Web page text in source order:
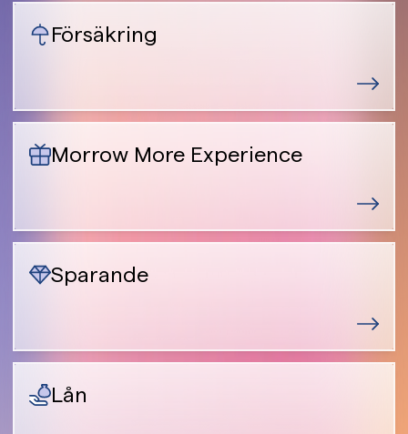
Försäkring
Morrow More Experience
Sparande
Lån